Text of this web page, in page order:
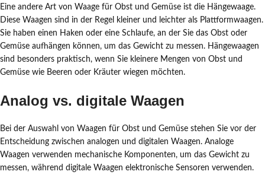
Eine andere Art von Waage für Obst und Gemüse ist die Hängewaage.
Diese Waagen sind in der Regel kleiner und leichter als Plattformwaagen.
Sie haben einen Haken oder eine Schlaufe, an der Sie das Obst oder
Gemüse aufhängen können, um das Gewicht zu messen. Hängewaagen
sind besonders praktisch, wenn Sie kleinere Mengen von Obst und
Gemüse wie Beeren oder Kräuter wiegen möchten.
Analog vs. digitale Waagen
Bei der Auswahl von Waagen für Obst und Gemüse stehen Sie vor der
Entscheidung zwischen analogen und digitalen Waagen. Analoge
Waagen verwenden mechanische Komponenten, um das Gewicht zu
messen, während digitale Waagen elektronische Sensoren verwenden.